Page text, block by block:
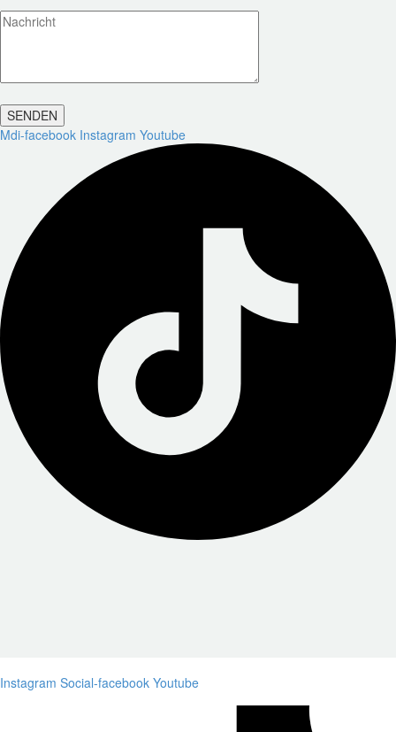
Mdi-facebook Instagram Youtube
Instagram Social-facebook Youtube